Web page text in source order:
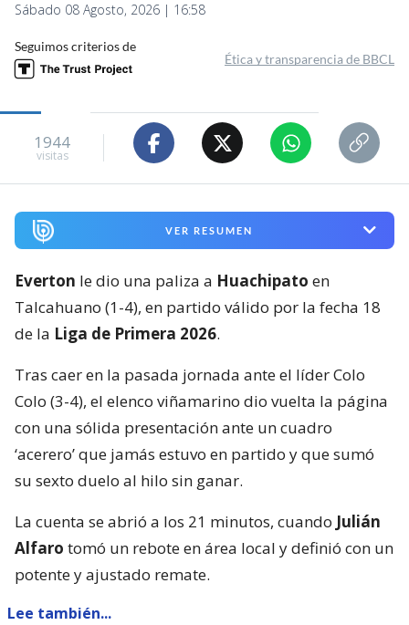
Sábado 08 Agosto, 2026 | 16:58
Seguimos criterios de
Ética y transparencia de BBCL
1944
visitas
VER RESUMEN
Everton le dio una paliza a Huachipato en
Talcahuano (1-4), en partido válido por la fecha 18
de la Liga de Primera 2026.
Tras caer en la pasada jornada ante el líder Colo
Colo (3-4), el elenco viñamarino dio vuelta la página
con una sólida presentación ante un cuadro
‘acerero’ que jamás estuvo en partido y que sumó
su sexto duelo al hilo sin ganar.
La cuenta se abrió a los 21 minutos, cuando Julián
Alfaro tomó un rebote en área local y definió con un
potente y ajustado remate.
Lee también...